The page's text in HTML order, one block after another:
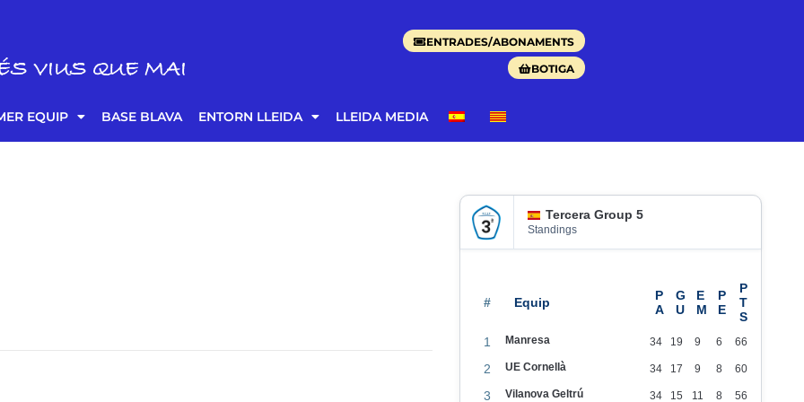
VIUS QUE MAI
EQUIP BASE BLAVA ENTORN LLEIDA LLEIDA MEDIA
ENTRADES/ABONAMENTS
BOTIGA
Tercera Group 5
Standings
#
1 Manresa 34 19 9 6 66
2 UE Cornellà 34 17 9 8 60
3 Vilanova Geltrú 34 15 11 8 56